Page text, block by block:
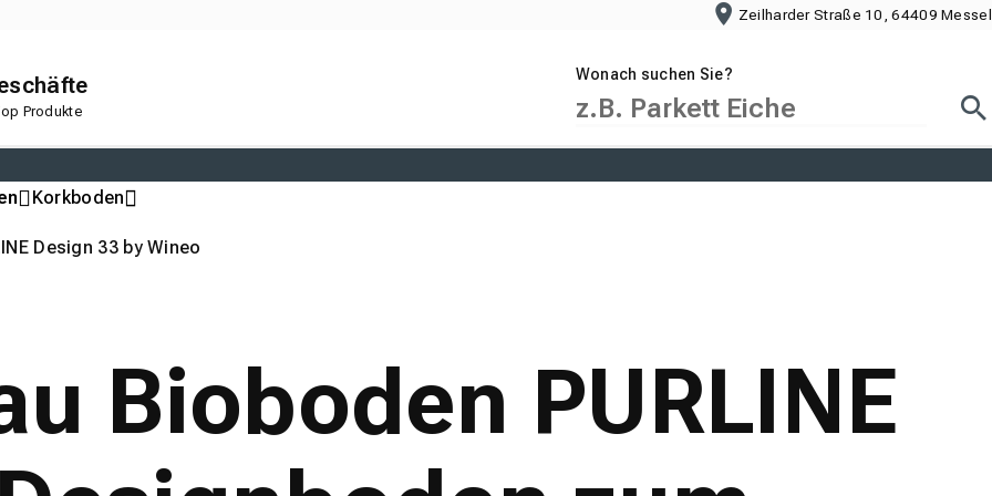
Zeilharder Straße 10, 64409 Messel
Produkte
Wonach suchen Sie?
Korkboden
Design 33 by Wineo
Bioboden PURLINE